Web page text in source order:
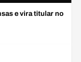
e vira titular no